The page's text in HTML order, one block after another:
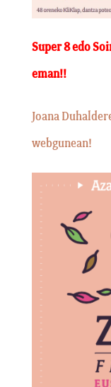
Super 8 edo
eman!!
Joana
webgunean!